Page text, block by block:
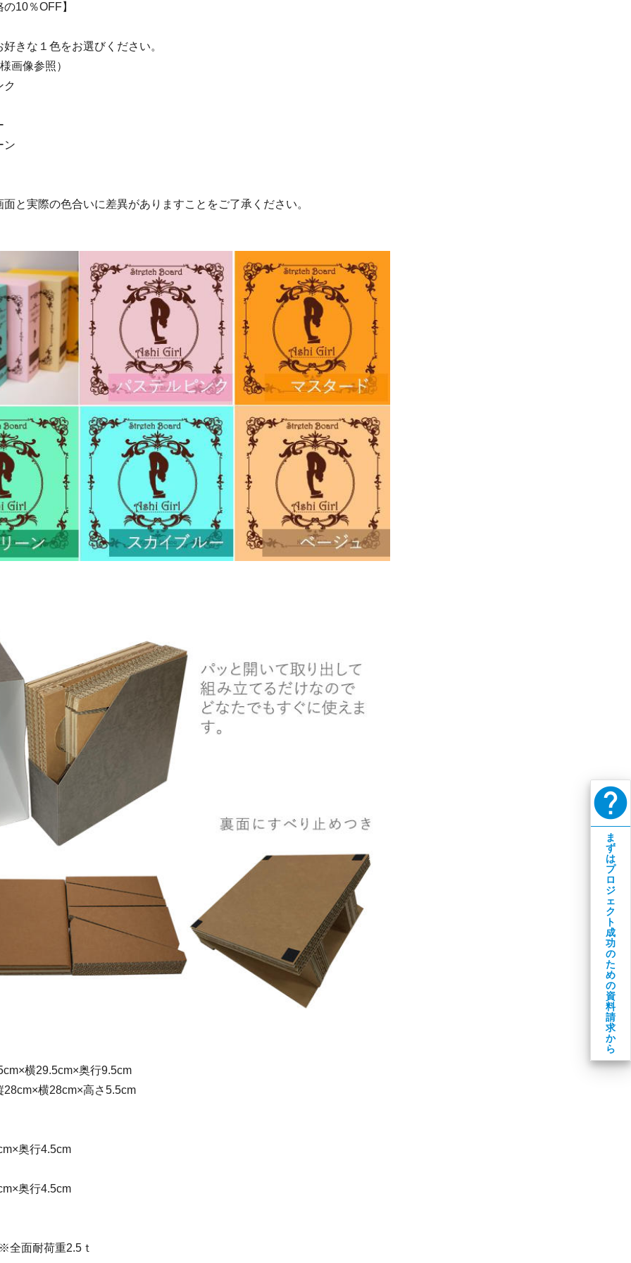
10％OFF】
きな１色をお選びください。
画像参照）
ク
ン
と実際の色合いに差異がありますことをご了承ください。
横29.5cm×奥行9.5cm
28cm×横28cm×高さ5.5cm
奥行4.5cm
奥行4.5cm
面耐荷重2.5ｔ
help
ま
ず
は
プ
ロ
ジ
ェ
ク
ト
成
功
の
た
め
の
資
料
請
求
か
ら